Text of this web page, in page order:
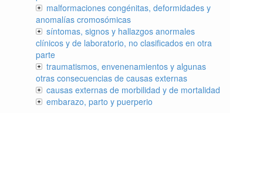
malformaciones congénitas, deformidades y
anomalías cromosómicas
síntomas, signos y hallazgos anormales
clínicos y de laboratorio, no clasificados en otra
parte
traumatismos, envenenamientos y algunas
otras consecuencias de causas externas
causas externas de morbilidad y de mortalidad
embarazo, parto y puerperio